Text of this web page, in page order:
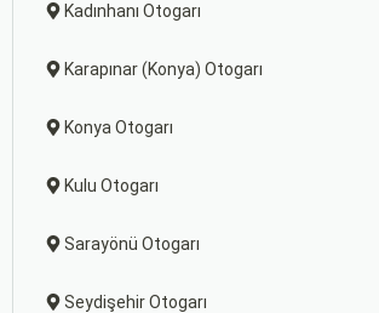
Kadınhanı Otogarı
Karapınar (Konya) Otogarı
Konya Otogarı
Kulu Otogarı
Sarayönü Otogarı
Seydişehir Otogarı